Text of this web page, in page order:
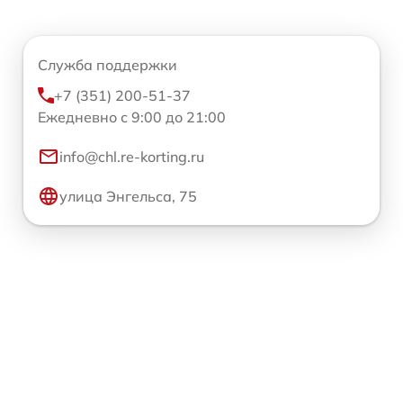
Служба поддержки
+7 (351) 200-51-37
Ежедневно с 9:00 до 21:00
info@chl.re-korting.ru
улица Энгельса, 75